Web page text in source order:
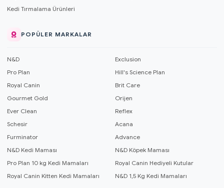
Kedi Tırmalama Ürünleri
POPÜLER MARKALAR
N&D
Exclusion
Pro Plan
Hill's Science Plan
Royal Canin
Brit Care
Gourmet Gold
Orijen
Ever Clean
Reflex
Schesir
Acana
Furminator
Advance
N&D Kedi Maması
N&D Köpek Maması
Pro Plan 10 kg Kedi Mamaları
Royal Canin Hediyeli Kutular
Royal Canin Kitten Kedi Mamaları
N&D 1,5 Kg Kedi Mamaları